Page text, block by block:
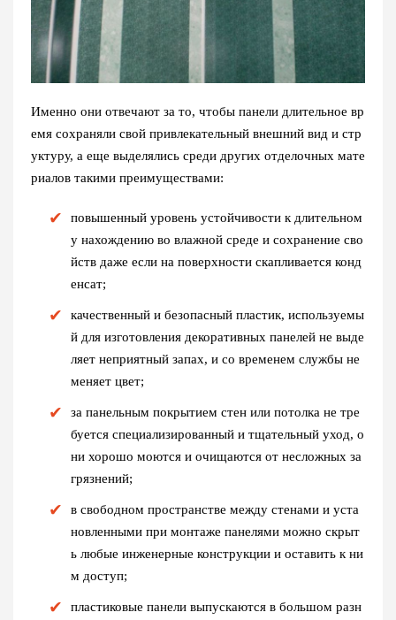
Именно они отвечают за то, чтобы панели длительное вр
емя сохраняли свой привлекательный внешний вид и стр
уктуру, а еще выделялись среди других отделочных мате
риалов такими преимуществами:
повышенный уровень устойчивости к длительном
у нахождению во влажной среде и сохранение сво
йств даже если на поверхности скапливается конд
енсат;
качественный и безопасный пластик, используемы
й для изготовления декоративных панелей не выде
ляет неприятный запах, и со временем службы не
меняет цвет;
за панельным покрытием стен или потолка не тре
буется специализированный и тщательный уход, о
ни хорошо моются и очищаются от несложных за
грязнений;
в свободном пространстве между стенами и уста
новленными при монтаже панелями можно скрыт
ь любые инженерные конструкции и оставить к ни
м доступ;
пластиковые панели выпускаются в большом разн